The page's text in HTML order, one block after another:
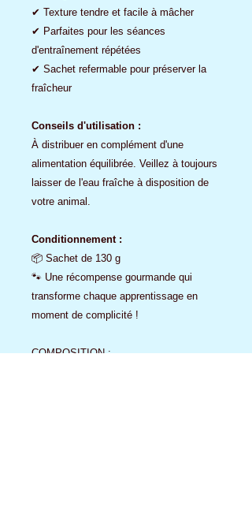
✔ Texture tendre et facile à mâcher
✔ Parfaites pour les séances
d'entraînement répétées
✔ Sachet refermable pour préserver la
fraîcheur
Conseils d'utilisation :
À distribuer en complément d'une
alimentation équilibrée. Veillez à toujours
laisser de l'eau fraîche à disposition de
votre animal.
Conditionnement :
📦 Sachet de 130 g
🐾 Une récompense gourmande qui
transforme chaque apprentissage en
moment de complicité !
COMPOSITION :